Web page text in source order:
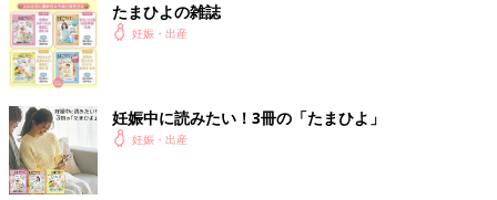
■その他のママライター体験談はこちら
[愛華 ＊ プロフィール]
を機にライターの世界へ足を踏み入れました。日々新しいことに
チャレンジしながら子育てと両立、新鮮で楽しい毎日を過ごして
います。
たまひよの雑誌
妊娠・出産
妊娠中に読みたい！3冊の「たまひよ」
妊娠・出産